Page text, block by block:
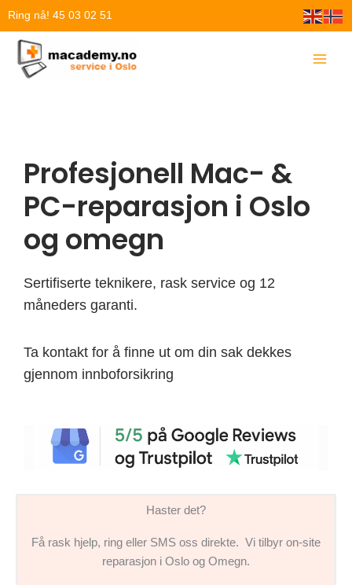
Hopp
innholdet
Ring nå! 45 03 02 51
Profesjonell Mac- &
PC-reparasjon i Oslo
og omegn
Sertifiserte teknikere, rask service og 12
måneders garanti.
Ta kontakt for å finne ut om din sak dekkes
gjennom innboforsikring
Haster det?
Få rask hjelp, ring eller SMS oss direkte. Vi tilbyr on-site
reparasjon i Oslo og Omegn.